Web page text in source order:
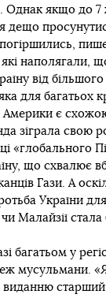
Однак якщо до
дещо
погіршились,
наполягали,
від
для багатьох
Америки є
зіграла свою
«глобального
що схвалює
Гази. А
України
чи Малайзії
багатьом у
мусульмани.
старший